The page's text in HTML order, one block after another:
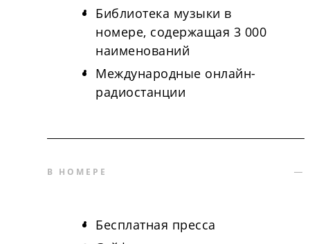
Библиотека музыки в
номере, содержащая 3 000
наименований
Международные онлайн-
радиостанции
В НОМЕРЕ
Бесплатная пресса